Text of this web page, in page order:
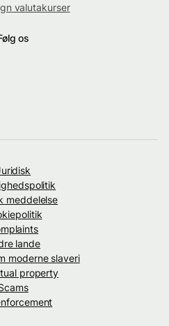
valutakurser
os
meddelelse
lande
moderne slaveri
property